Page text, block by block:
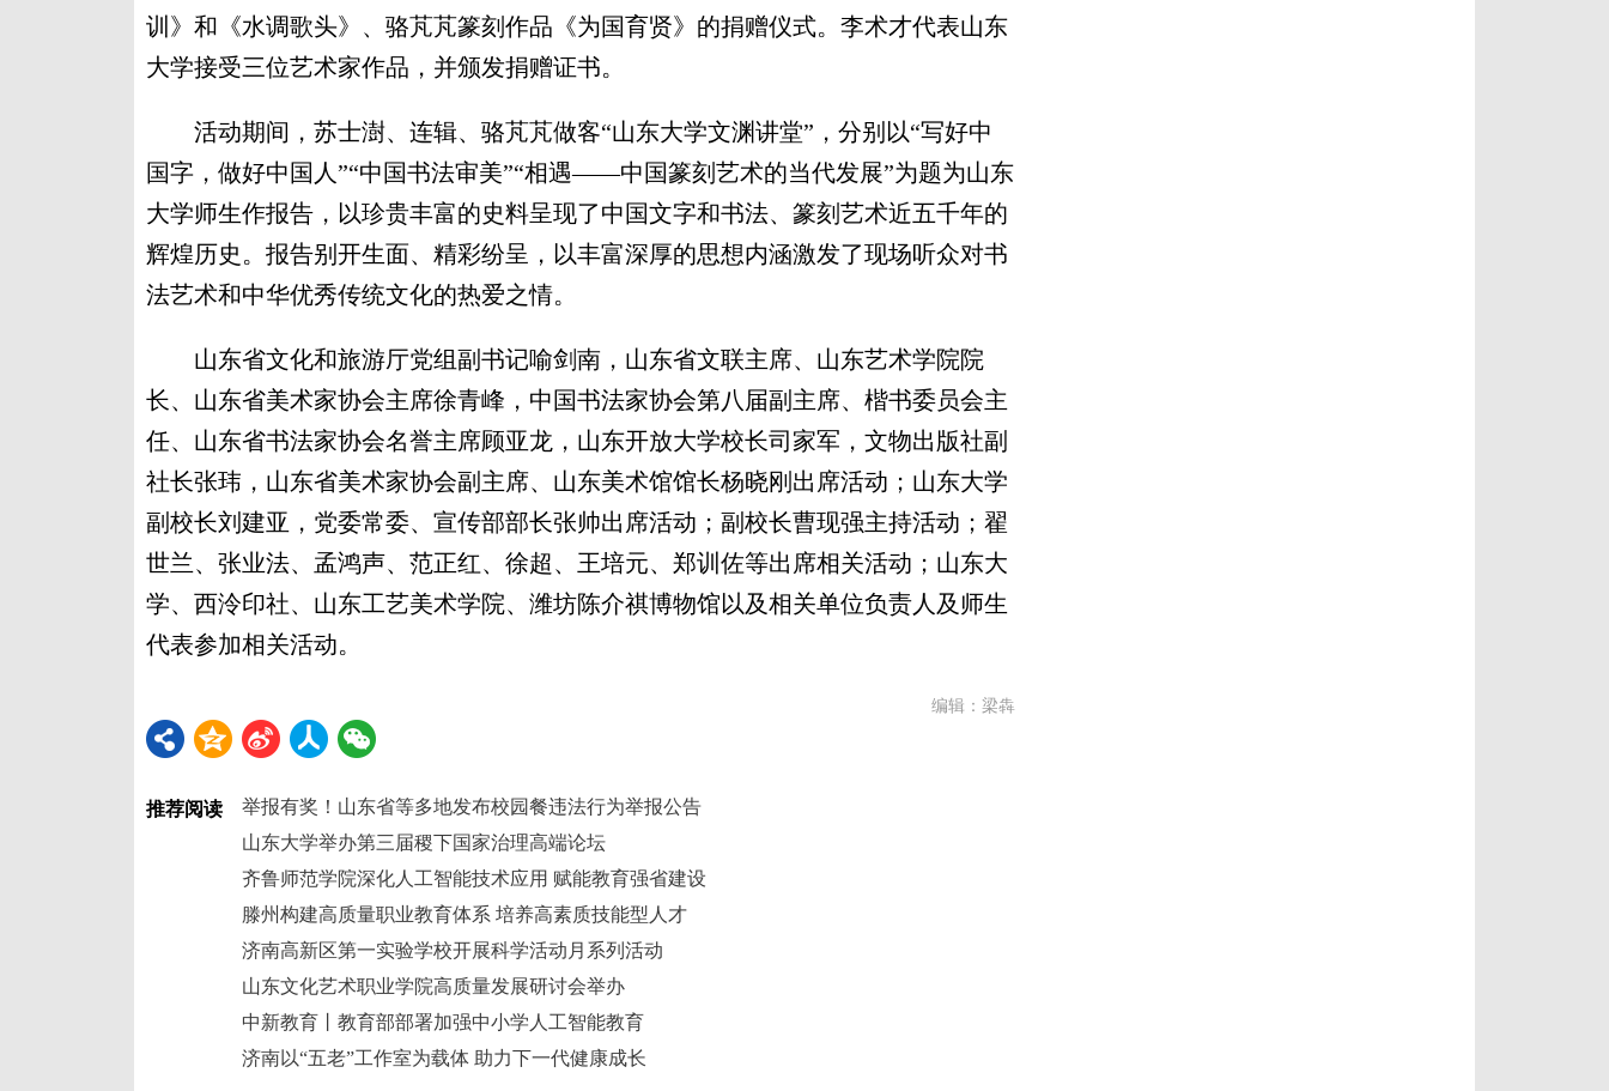
训》和《水调歌头》、骆芃芃篆刻作品《为国育贤》的捐赠仪式。李术才代表山东
大学接受三位艺术家作品，并颁发捐赠证书。
活动期间，苏士澍、连辑、骆芃芃做客“山东大学文渊讲堂”，分别以“写好中
国字，做好中国人”“中国书法审美”“相遇——中国篆刻艺术的当代发展”为题为山东
大学师生作报告，以珍贵丰富的史料呈现了中国文字和书法、篆刻艺术近五千年的
辉煌历史。报告别开生面、精彩纷呈，以丰富深厚的思想内涵激发了现场听众对书
法艺术和中华优秀传统文化的热爱之情。
山东省文化和旅游厅党组副书记喻剑南，山东省文联主席、山东艺术学院院
长、山东省美术家协会主席徐青峰，中国书法家协会第八届副主席、楷书委员会主
任、山东省书法家协会名誉主席顾亚龙，山东开放大学校长司家军，文物出版社副
社长张玮，山东省美术家协会副主席、山东美术馆馆长杨晓刚出席活动；山东大学
副校长刘建亚，党委常委、宣传部部长张帅出席活动；副校长曹现强主持活动；翟
世兰、张业法、孟鸿声、范正红、徐超、王培元、郑训佐等出席相关活动；山东大
学、西泠印社、山东工艺美术学院、潍坊陈介祺博物馆以及相关单位负责人及师生
代表参加相关活动。
编辑：梁犇
推荐阅读
举报有奖！山东省等多地发布校园餐违法行为举报公告
山东大学举办第三届稷下国家治理高端论坛
齐鲁师范学院深化人工智能技术应用 赋能教育强省建设
滕州构建高质量职业教育体系 培养高素质技能型人才
济南高新区第一实验学校开展科学活动月系列活动
山东文化艺术职业学院高质量发展研讨会举办
中新教育丨教育部部署加强中小学人工智能教育
济南以“五老”工作室为载体 助力下一代健康成长